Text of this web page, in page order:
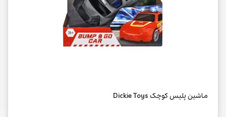
ماشین پلیس کوچک Dickie Toys